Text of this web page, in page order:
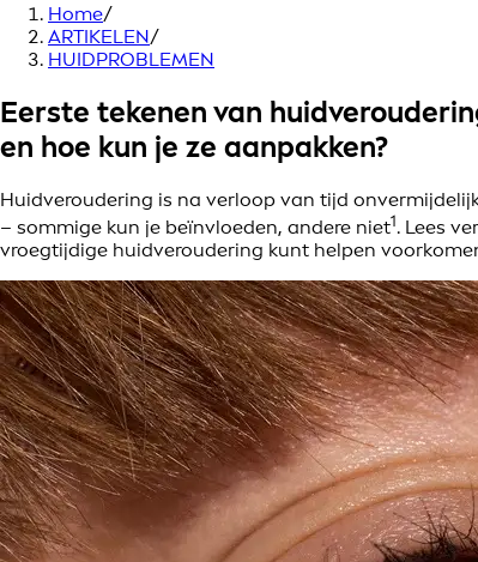
Home/
ARTIKELEN/
HUIDPROBLEMEN
Eerste tekenen van
en hoe kun je ze aanpakken?
Huidveroudering is na verloop van tijd
– sommige kun je beïnvloeden, andere niet1. Lees
vroegtijdige huidveroudering kunt helpen